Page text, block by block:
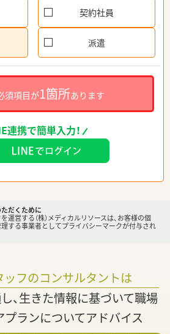
契約社員
派遣
須項目が1箇所あります
連携で簡単入力！
だくために
運営する（株）メディカルリソースは、お客様の個
する事業者としてプライバシーマークが付与され
ッフのコンサルタントは
、生きた情報に基づいて職場
ランについてアドバイス